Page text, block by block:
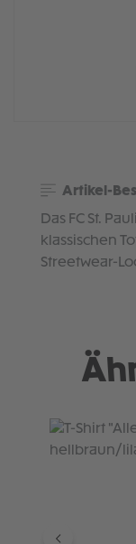
Artikel-
Das FC St.
klassischen
Streetwear-